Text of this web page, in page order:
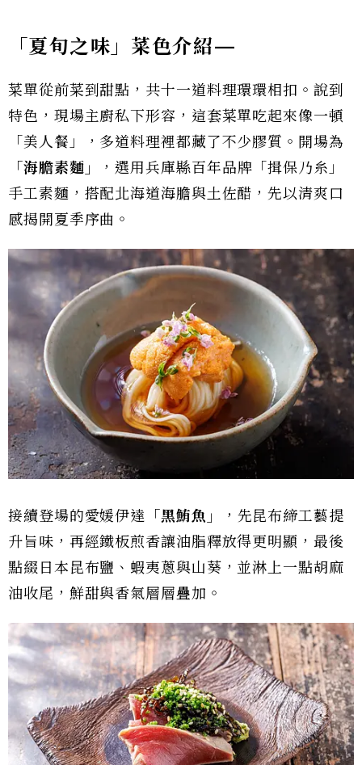
「夏旬之味」菜色介紹—
菜單從前菜到甜點，共十一道料理環環相扣。說到
特色，現場主廚私下形容，這套菜單吃起來像一頓
「美人餐」，多道料理裡都藏了不少膠質。開場為
「海膽素麵」
，選用兵庫縣百年品牌「揖保乃糸」
手工素麵，搭配北海道海膽與土佐醋，先以清爽口
感揭開夏季序曲。
接續登場的愛媛伊達 「黑鮪魚」
，先昆布締工藝提
升旨味，再經鐵板煎香讓油脂釋放得更明顯，最後
點綴日本昆布鹽、蝦夷蔥與山葵，並淋上一點胡麻
油收尾，鮮甜與香氣層層疊加。